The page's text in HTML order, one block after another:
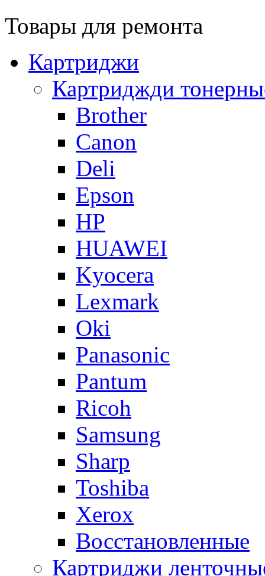
Товары для ремонта
Картриджи
Картриджди
Brother
Canon
Deli
Epson
HP
HUAWEI
Kyocera
Lexmark
Oki
Panasonic
Pantum
Ricoh
Samsung
Sharp
Toshiba
Xerox
Восстановленные
Картриджи